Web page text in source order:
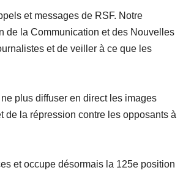
et messages de RSF. Notre
de la Communication et des Nouvelles
et de veiller à ce que les
plus diffuser en direct les images
de la répression contre les opposants à
et occupe désormais la 125e position